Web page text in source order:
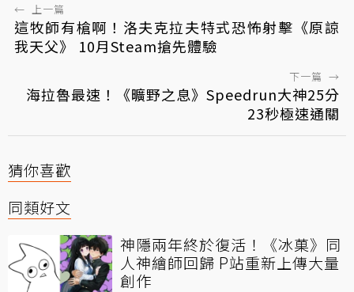
← 上一篇
這牧師有槍啊！洛夫克拉夫特式恐怖射擊《原諒
我天父》 10月Steam搶先體驗
下一篇 →
海拉魯最速！《曠野之息》Speedrun大神25分
23秒極速通關
猜你喜歡
同類好文
神隱兩年終於復活！《冰菓》同
人神繪師回歸 P站重新上傳大量
創作